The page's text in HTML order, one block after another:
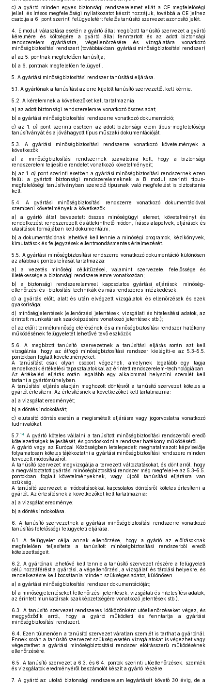
c) a gyártó minden egyes biztonsági rendszerelemet ellát a CE megfelelőségi
jellel, és írásos megfelelőségi nyilatkozatot készít hozzájuk, továbbá a CE jelhez
csatolja a 6. pont szerinti felügyeletért felelős tanúsító szervezet azonosító jelét.
4.
E modul választása esetén a gyártó által megbízott tanúsító szervezet a gyártó
kérelmére és költségére a gyártó által fenntartott és az adott biztonsági
rendszerelem gyártására, végellenőrzésére és vizsgálatára vonatkozó
minőségbiztosítási rendszert (továbbiakban: gyártási minőségbiztosítási rendszer)
a) az 5. pontnak megfelelően tanúsítja;
b) a 6. pontnak megfelelően felügyeli.
5. A gyártási minőségbiztosítási rendszer tanúsítási eljárása.
5.1. A gyártónak a tanúsítást az erre kijelölt tanúsító szervezettől kell kérnie.
5.2. A kérelemnek a következőket kell tartalmaznia:
a) az adott biztonsági rendszerelemre vonatkozó összes adat;
b) a gyártási minőségbiztosítási rendszerre vonatkozó dokumentáció;
c) az 1.a) pont szerinti esetben az adott biztonsági elem típus-megfelelőségi
tanúsítványát és a jóváhagyott típus műszaki dokumentációját.
5.3.
A gyártási minőségbiztosítási rendszerre vonatkozó követelmények a
következők:
a) a minőségbiztosítási rendszernek szavatolnia kell, hogy a biztonsági
rendszerelem teljesíti e rendelet vonatkozó követelményeit;
b) az 1.a) pont szerinti esetben a gyártási minőségbiztosítási rendszernek ezen
felül a gyártott biztonsági rendszerelemeknek a B modul szerinti típus-
megfelelőségi tanúsítványban szereplő típusnak való megfelelést is biztosítania
kell.
5.4.
A gyártási minőségbiztosítási rendszerre vonatkozó dokumentációval
szembeni követelmények a következők:
a) a gyártó által bevezetett összes minőségügyi elemet, követelményt és
rendelkezést rendszerezett és áttekinthető módon, írásos alapelvek, eljárások és
utasítások formájában kell dokumentálni;
b) a dokumentációnak lehetővé kell tennie a minőségi programok, kézikönyvek,
kimutatások és feljegyzések ellentmondásmentes értelmezését.
5.5.
A gyártási minőségbiztosítási rendszerre vonatkozó dokumentáció különösen
az alábbiak pontos leírását tartalmazza:
a) a vezetés minőségi célkitűzései, valamint szervezete, felelőssége és
illetékessége a biztonsági rendszerelemre vonatkozóan;
b) a biztonsági rendszerelemmel kapcsolatos gyártási eljárások, minőség-
ellenőrzési és -biztosítási technikák és más rendszeres intézkedések;
c) a gyártás előtt, alatt és után elvégzett vizsgálatok és ellenőrzések és ezek
gyakorisága;
d) minőségjelentések (ellenőrzési jelentések, vizsgálati és hitelesítési adatok, az
érintett munkatársak szakképzésére vonatkozó jelentések stb.);
e) az előírt termékminőség elérésének és a minőségbiztosítási rendszer hatékony
működésének felügyeletét lehetővé tevő eszközök.
5.6.
A megbízott tanúsító szervezetnek a tanúsítási eljárás során azt kell
vizsgálnia, hogy az átfogó minőségbiztosítási rendszer kielégíti-e az 5.3–5.5.
pontokban foglalt követelményeket.
A tanúsítást csak olyan csoport végezheti, amelynek legalább egy tagja
rendelkezik értékelési tapasztalatokkal az érintett rendszerelem-technológiában.
Az értékelési eljárás során legalább egy alkalommal helyszíni szemlét kell
tartani a gyártóműhelyben.
A tanúsítási eljárás alapján meghozott döntésről a tanúsító szervezet köteles a
gyártót értesíteni. Az értesítésnek a következőket kell tartalmaznia:
a) a vizsgálat eredményét;
b) a döntés indokolását;
c) elutasító döntés esetén a megismételt eljárásra vagy jogorvoslatra vonatkozó
tudnivalókat.
5.7. 14 A gyártó köteles vállalni a tanúsított minőségbiztosítási rendszerből eredő
kötelezettségek teljesítését, és gondoskodni a rendszer hatékony működéséről.
A gyártó vagy az Európai Közösségben letelepedett meghatalmazott képviselője
folyamatosan köteles tájékoztatni a gyártási minőségbiztosítási rendszere minden
tervezett módosításáról.
A tanúsító szervezet megvizsgálja a tervezett változtatásokat, és dönt arról, hogy
a megváltoztatott gyártási minőségbiztosítási rendszer még megfelel-e az 5.3–5.5.
pontokban foglalt követelményeknek, vagy újbóli tanúsítási eljárásra van
szükség.
A tanúsító szervezet a módosításokkal kapcsolatos döntésről köteles értesíteni a
gyártót. Az értesítésnek a következőket kell tartalmaznia:
a) a vizsgálat eredménye;
b) a döntés indokolása.
6.
A tanúsító szervezetnek a gyártási minőségbiztosítási rendszerre vonatkozó
tanúsítás felelősségi felügyeleti eljárása.
6.1.
A felügyelet célja annak ellenőrzése, hogy a gyártó az előírásoknak
megfelelően teljesítette a tanúsított minőségbiztosítási rendszerből eredő
kötelezettségeit.
6.2.
A gyártónak lehetővé kell tennie a tanúsító szervezet részére a felügyeleti
célú hozzáférést a gyártási, a végellenőrzési, a vizsgálati és tárolási helyekre, és
rendelkezésre kell bocsátania minden szükséges adatot, különösen
a) a gyártási minőségbiztosítási rendszer dokumentációját;
b) a minőségjelentéseket (ellenőrzési jelentések, vizsgálati és hitelesítési adatok,
az érintett munkatársak szakképzettségére vonatkozó jelentések stb.).
6.3.
A tanúsító szervezet rendszeres időközönként utóellenőrzéseket végez, és
meggyőződik arról, hogy a gyártó működteti és fenntartja a gyártási
minőségbiztosítási rendszert.
6.4.
Ezen túlmenően a tanúsító szervezet váratlan szemlét is tarthat a gyártónál.
Ennek során a tanúsító szervezet szükség esetén vizsgálatokat is végezhet vagy
végeztethet a gyártási minőségbiztosítási rendszer előírásszerű működésének
ellenőrzésére.
6.5.
A tanúsító szervezet a 6.3. és 6.4. pontok szerinti utóellenőrzések, szemlék
és vizsgálatok eredményéről beszámolót készít a gyártó részére.
7.
A gyártó az utolsó biztonsági rendszerelem legyártását követő 30 évig, de a